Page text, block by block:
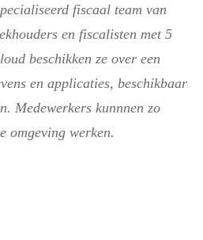
fiscaal team van
en fiscalisten met 5
beschikken ze over een
en applicaties, beschikbaar
Medewerkers kunnnen zo
omgeving werken.